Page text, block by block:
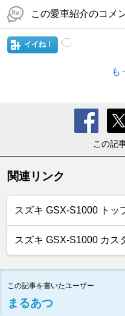
この愛車紹介のコメ
イイね！
も
この記
関連リンク
スズキ GSX-S1000 トッ
スズキ GSX-S1000 カス
この記事を書いたユーザー
まるあつ